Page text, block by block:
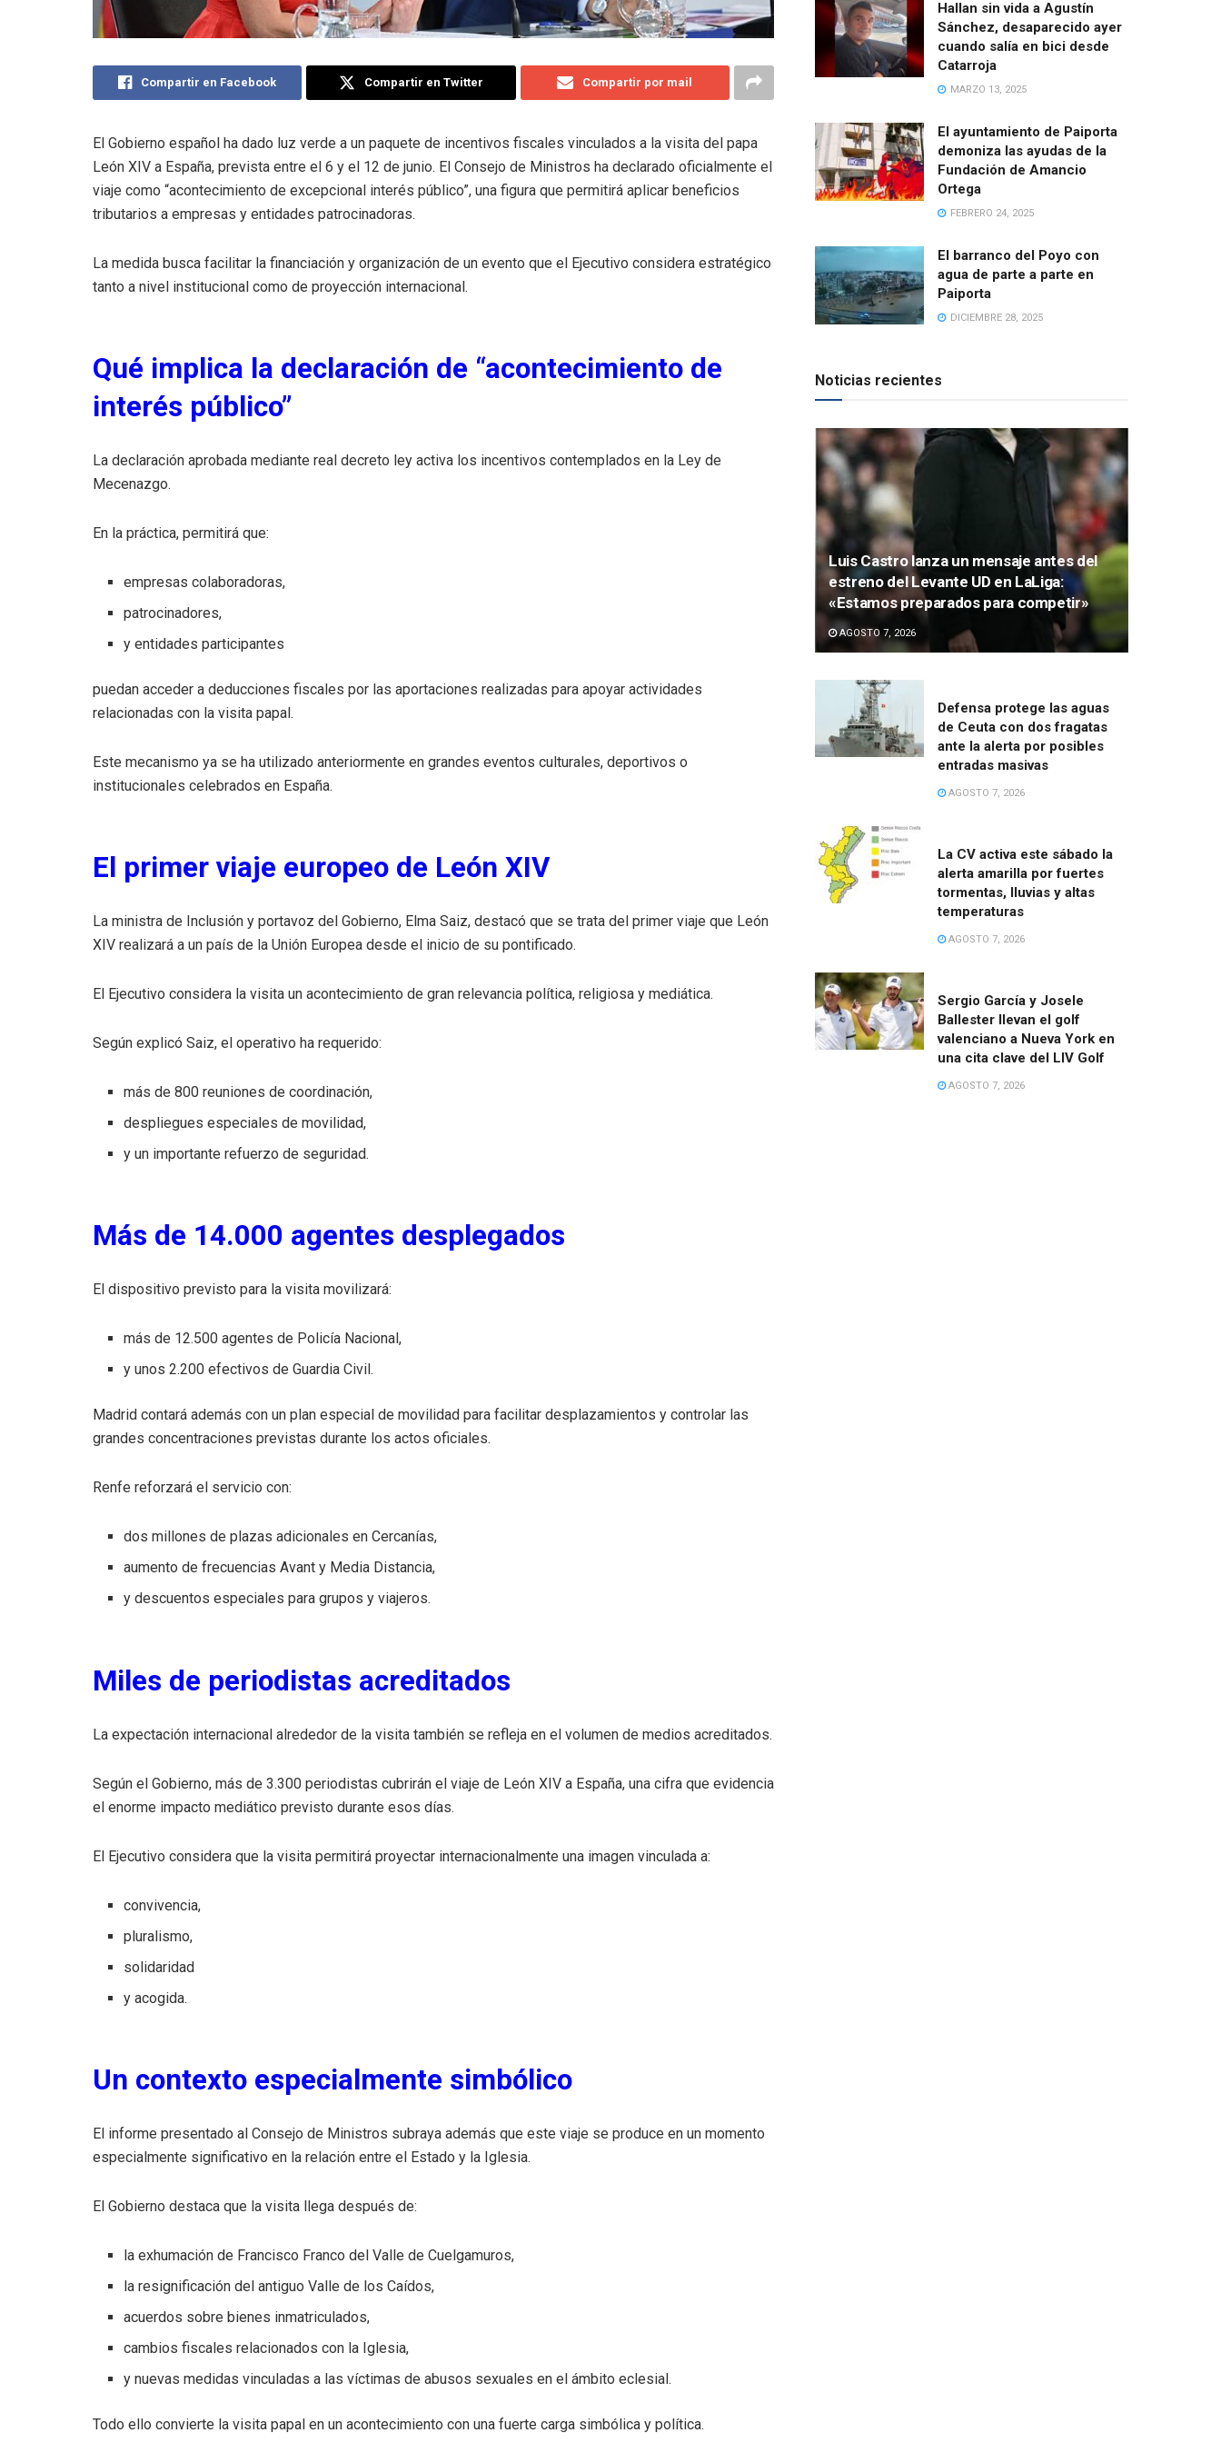
Compartir en Facebook Compartir en Twitter Compartir por mail
El Gobierno español ha dado luz verde a un paquete de incentivos fiscales vinculados a la visita del papa
León XIV a España, prevista entre el 6 y el 12 de junio. El Consejo de Ministros ha declarado oficialmente el
viaje como “acontecimiento de excepcional interés público”, una figura que permitirá aplicar beneficios
tributarios a empresas y entidades patrocinadoras.
La medida busca facilitar la financiación y organización de un evento que el Ejecutivo considera estratégico
tanto a nivel institucional como de proyección internacional.
Qué implica la declaración de “acontecimiento de
interés público”
La declaración aprobada mediante real decreto ley activa los incentivos contemplados en la Ley de
Mecenazgo.
En la práctica, permitirá que:
empresas colaboradoras,
patrocinadores,
y entidades participantes
puedan acceder a deducciones fiscales por las aportaciones realizadas para apoyar actividades
relacionadas con la visita papal.
Este mecanismo ya se ha utilizado anteriormente en grandes eventos culturales, deportivos o
institucionales celebrados en España.
El primer viaje europeo de León XIV
La ministra de Inclusión y portavoz del Gobierno, Elma Saiz, destacó que se trata del primer viaje que León
XIV realizará a un país de la Unión Europea desde el inicio de su pontificado.
El Ejecutivo considera la visita un acontecimiento de gran relevancia política, religiosa y mediática.
Según explicó Saiz, el operativo ha requerido:
más de 800 reuniones de coordinación,
despliegues especiales de movilidad,
y un importante refuerzo de seguridad.
Más de 14.000 agentes desplegados
El dispositivo previsto para la visita movilizará:
más de 12.500 agentes de Policía Nacional,
y unos 2.200 efectivos de Guardia Civil.
Madrid contará además con un plan especial de movilidad para facilitar desplazamientos y controlar las
grandes concentraciones previstas durante los actos oficiales.
Renfe reforzará el servicio con:
dos millones de plazas adicionales en Cercanías,
aumento de frecuencias Avant y Media Distancia,
y descuentos especiales para grupos y viajeros.
Miles de periodistas acreditados
La expectación internacional alrededor de la visita también se refleja en el volumen de medios acreditados.
Según el Gobierno, más de 3.300 periodistas cubrirán el viaje de León XIV a España, una cifra que evidencia
el enorme impacto mediático previsto durante esos días.
El Ejecutivo considera que la visita permitirá proyectar internacionalmente una imagen vinculada a:
convivencia,
pluralismo,
solidaridad
y acogida.
Un contexto especialmente simbólico
El informe presentado al Consejo de Ministros subraya además que este viaje se produce en un momento
especialmente significativo en la relación entre el Estado y la Iglesia.
El Gobierno destaca que la visita llega después de:
la exhumación de Francisco Franco del Valle de Cuelgamuros,
la resignificación del antiguo Valle de los Caídos,
acuerdos sobre bienes inmatriculados,
cambios fiscales relacionados con la Iglesia,
y nuevas medidas vinculadas a las víctimas de abusos sexuales en el ámbito eclesial.
Todo ello convierte la visita papal en un acontecimiento con una fuerte carga simbólica y política.
Hallan sin vida a Agustín
Sánchez, desaparecido ayer
cuando salía en bici desde
Catarroja
MARZO 13, 2025
El ayuntamiento de Paiporta
demoniza las ayudas de la
Fundación de Amancio
Ortega
FEBRERO 24, 2025
El barranco del Poyo con
agua de parte a parte en
Paiporta
DICIEMBRE 28, 2025
Noticias recientes
Luis Castro lanza un mensaje antes del
estreno del Levante UD en LaLiga:
«Estamos preparados para competir»
AGOSTO 7, 2026
Defensa protege las aguas
de Ceuta con dos fragatas
ante la alerta por posibles
entradas masivas
AGOSTO 7, 2026
La CV activa este sábado la
alerta amarilla por fuertes
tormentas, lluvias y altas
temperaturas
AGOSTO 7, 2026
Sergio García y Josele
Ballester llevan el golf
valenciano a Nueva York en
una cita clave del LIV Golf
AGOSTO 7, 2026